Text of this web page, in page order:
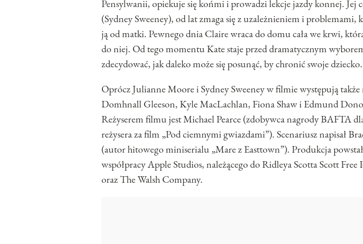
Pensylwanii, opiekuje się końmi i prowadzi lekcje jazdy konnej. Jej
(Sydney Sweeney), od lat zmaga się z uzależnieniem i problemami,
ją od matki. Pewnego dnia Claire wraca do domu cała we krwi,
do niej. Od tego momentu Kate staje przed dramatycznym
zdecydować, jak daleko może się posunąć, by chronić swoje dziecko.
Oprócz Julianne Moore i Sydney Sweeney w filmie występują
Domhnall Gleeson, Kyle MacLachlan, Fiona Shaw i Edmund
Reżyserem filmu jest Michael Pearce (zdobywca nagrody BAFTA
reżysera za film „Pod ciemnymi gwiazdami”). Scenariusz napisał
(autor hitowego miniserialu „Mare z Easttown”). Produkcja
współpracy Apple Studios, należącego do Ridleya Scotta Scott
oraz The Walsh Company.